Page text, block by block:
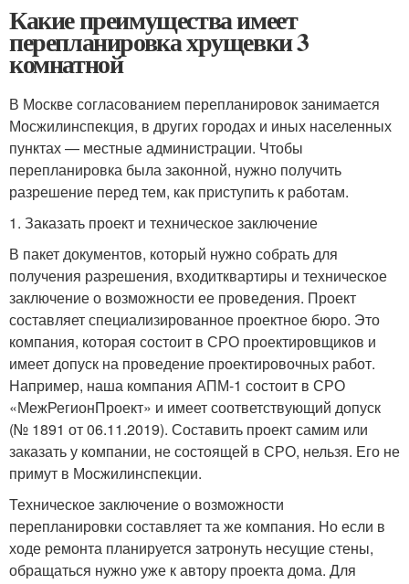
Какие преимущества имеет
перепланировка хрущевки 3
комнатной
В Москве согласованием перепланировок занимается
Мосжилинспекция, в других городах и иных населенных
пунктах — местные администрации. Чтобы
перепланировка была законной, нужно получить
разрешение перед тем, как приступить к работам.
1. Заказать проект и техническое заключение
В пакет документов, который нужно собрать для
получения разрешения, входитквартиры и техническое
заключение о возможности ее проведения. Проект
составляет специализированное проектное бюро. Это
компания, которая состоит в СРО проектировщиков и
имеет допуск на проведение проектировочных работ.
Например, наша компания АПМ-1 состоит в СРО
«МежРегионПроект» и имеет соответствующий допуск
(№ 1891 от 06.11.2019). Составить проект самим или
заказать у компании, не состоящей в СРО, нельзя. Его не
примут в Мосжилинспекции.
Техническое заключение о возможности
перепланировки составляет та же компания. Но если в
ходе ремонта планируется затронуть несущие стены,
обращаться нужно уже к автору проекта дома. Для